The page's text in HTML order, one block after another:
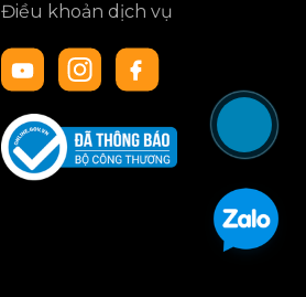
Điều khoản dịch vụ